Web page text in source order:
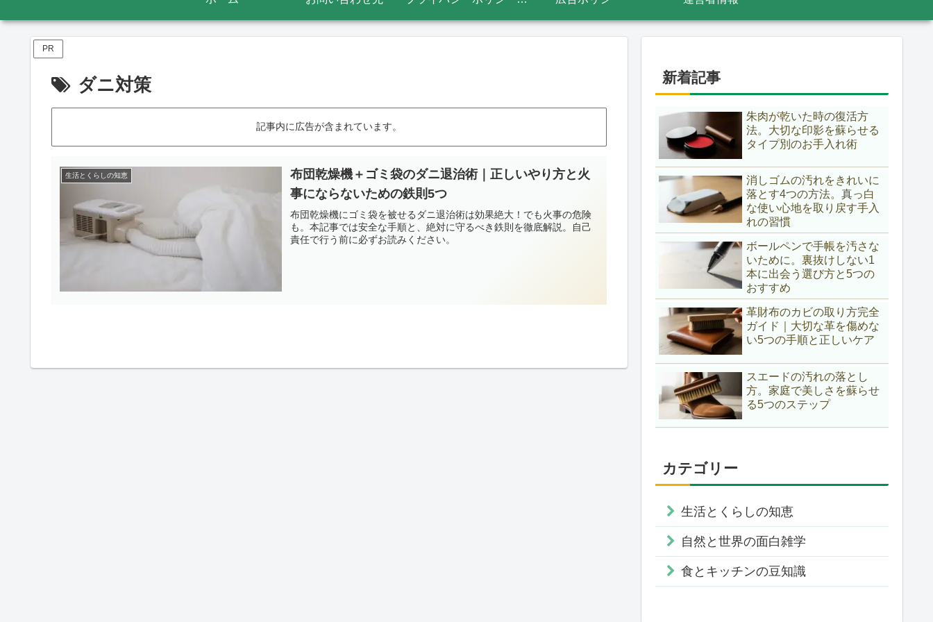
PR
ダニ対策
記事内に広告が含まれています。
生活とくらしの知恵
布団乾燥機＋ゴミ袋のダニ退治術｜正しいやり方と火
事にならないための鉄則5つ
布団乾燥機にゴミ袋を被せるダニ退治術は効果絶大！でも火事の危険
も。本記事では安全な手順と、絶対に守るべき鉄則を徹底解説。自己
責任で行う前に必ずお読みください。
新着記事
朱肉が乾いた時の復活方
法。大切な印影を蘇らせる
タイプ別のお手入れ術
消しゴムの汚れをきれいに
落とす4つの方法。真っ白
な使い心地を取り戻す手入
れの習慣
ボールペンで手帳を汚さな
いために。裏抜けしない1
本に出会う選び方と5つの
おすすめ
革財布のカビの取り方完全
ガイド｜大切な革を傷めな
い5つの手順と正しいケア
スエードの汚れの落とし
方。家庭で美しさを蘇らせ
る5つのステップ
カテゴリー
生活とくらしの知恵
自然と世界の面白雑学
食とキッチンの豆知識